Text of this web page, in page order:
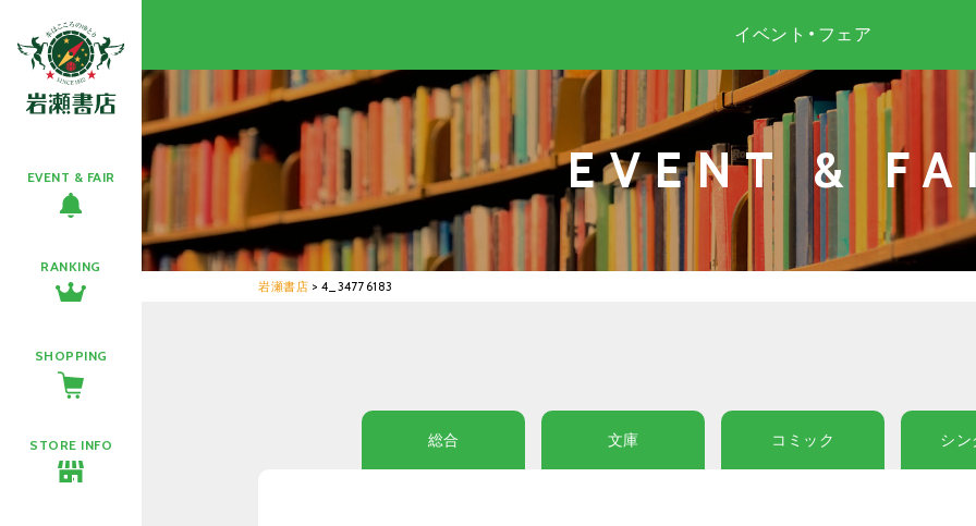
EVENT & FAIR
RANKING
SHOPPING
STORE INFO
イベント・フェア
EVENT &
岩瀬書店 > 4_34776183
総合 文庫 コミック シン